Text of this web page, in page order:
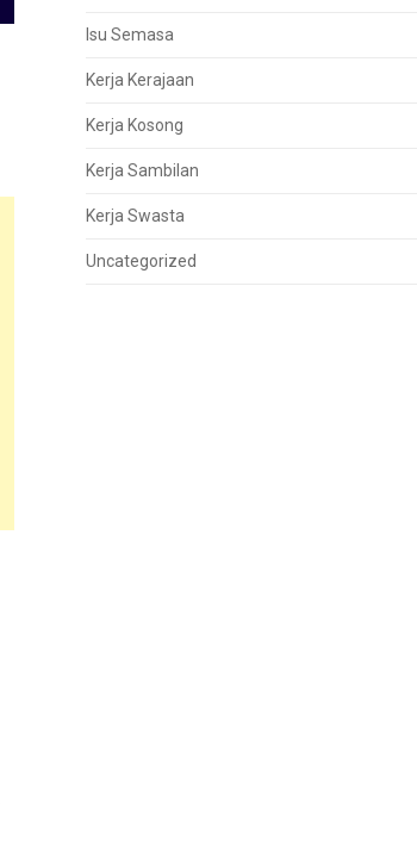
Isu Semasa
Kerja Kerajaan
Kerja Kosong
Kerja Sambilan
Kerja Swasta
Uncategorized